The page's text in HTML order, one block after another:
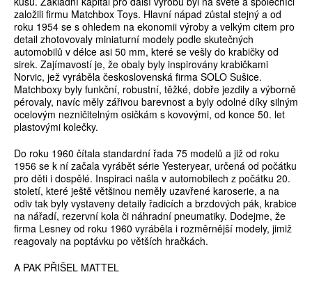
založili firmu Matchbox Toys. Hlavní nápad zůstal stejný a od
roku 1954 se s ohledem na ekonomii výroby a velkým citem pro
detail zhotovovaly miniaturní modely podle skutečných
automobilů v délce asi 50 mm, které se vešly do krabičky od
sirek. Zajímavostí je, že obaly byly inspirovány krabičkami
Norvic, jež vyráběla československá firma SOLO Sušice.
Matchboxy byly funkční, robustní, těžké, dobře jezdily a výborně
pérovaly, navíc měly zářivou barevnost a byly odolné díky silným
ocelovým nezničitelným osičkám s kovovými, od konce 50. let
plastovými kolečky.
Do roku 1960 čítala standardní řada 75 modelů a již od roku
1956 se k ní začala vyrábět série Yesteryear, určená od počátku
pro děti i dospělé. Inspiraci našla v automobilech z počátku 20.
století, které ještě většinou neměly uzavřené karoserie, a na
odiv tak byly vystaveny detaily řadicích a brzdových pák, krabice
na nářadí, rezervní kola či náhradní pneumatiky. Dodejme, že
firma Lesney od roku 1960 vyráběla i rozměrnější modely, jimiž
reagovaly na poptávku po větších hračkách.
A PAK PŘIŠEL MATTEL